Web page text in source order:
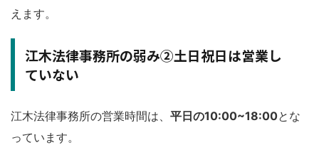
えます。
江木法律事務所の弱み②土日祝日は営業し
ていない
江木法律事務所の営業時間は、 平日の10:00~18:00とな
っています。